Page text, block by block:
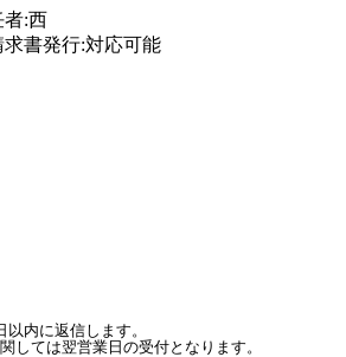
者:西
書発行:対応可能
内に返信します。
しては翌営業日の受付となります。